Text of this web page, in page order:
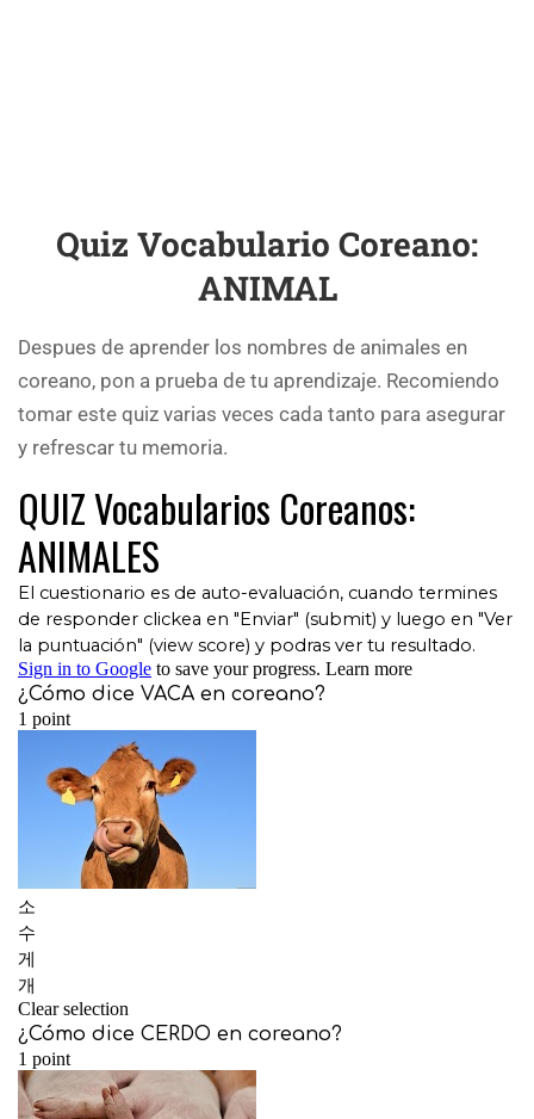
Quiz Vocabulario Coreano:
ANIMAL
Despues de aprender los nombres de animales en
coreano, pon a prueba de tu aprendizaje. Recomiendo
tomar este quiz varias veces cada tanto para asegurar
y refrescar tu memoria.